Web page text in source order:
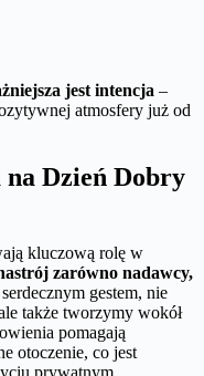
jest intencja –
atmosfery już od
na Dzień Dobry
kluczową rolę w
zarówno nadawcy,
gestem, nie
także tworzymy wokół
pomagają
otoczenie, co jest